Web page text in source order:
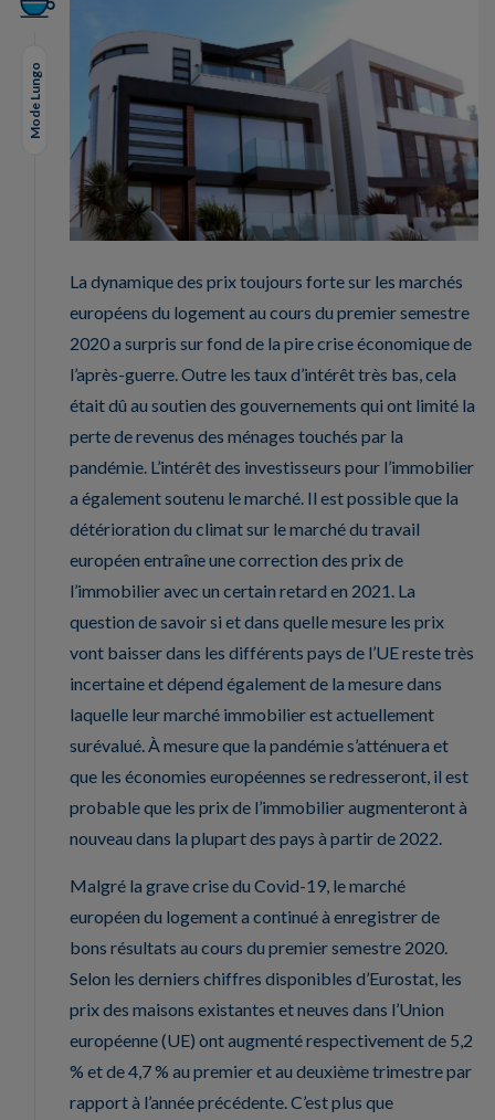
Mode Lungo
La dynamique des prix toujours forte sur les marchés
européens du logement au cours du premier semestre
2020 a surpris sur fond de la pire crise économique de
l’après-guerre. Outre les taux d’intérêt très bas, cela
était dû au soutien des gouvernements qui ont limité la
perte de revenus des ménages touchés par la
pandémie. L’intérêt des investisseurs pour l’immobilier
a également soutenu le marché. Il est possible que la
détérioration du climat sur le marché du travail
européen entraîne une correction des prix de
l’immobilier avec un certain retard en 2021. La
question de savoir si et dans quelle mesure les prix
vont baisser dans les différents pays de l’UE reste très
incertaine et dépend également de la mesure dans
laquelle leur marché immobilier est actuellement
surévalué. À mesure que la pandémie s’atténuera et
que les économies européennes se redresseront, il est
probable que les prix de l’immobilier augmenteront à
nouveau dans la plupart des pays à partir de 2022.
Malgré la grave crise du Covid-19, le marché
européen du logement a continué à enregistrer de
bons résultats au cours du premier semestre 2020.
Selon les derniers chiffres disponibles d’Eurostat, les
prix des maisons existantes et neuves dans l’Union
européenne (UE) ont augmenté respectivement de 5,2
% et de 4,7 % au premier et au deuxième trimestre par
rapport à l’année précédente. C’est plus que